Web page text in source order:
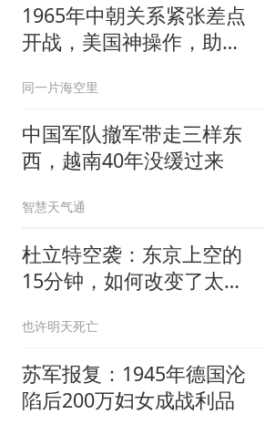
1965年中朝关系紧张差点
开战，美国神操作，助两
同一片海空里
中国军队撤军带走三样东
西，越南40年没缓过来
智慧天气通
杜立特空袭：东京上空的
15分钟，如何改变了太平
也许明天死亡
苏军报复：1945年德国沦
陷后200万妇女成战利品